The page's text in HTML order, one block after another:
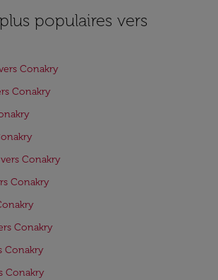
populaires vers
Conakry
Conakry
Conakry
Conakry
Conakry
Conakry
Conakry